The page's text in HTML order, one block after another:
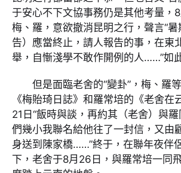
于安心不下文協事務仍是其他考量，
梅、羅，意欲撤消昆明之行，聲言“
告）應當終止，請人報告的事，在東
舉，自慚淺學不敢作開例的人……”如
但是面臨老舍的“變卦”，梅、羅
《梅貽琦日誌》和羅常培的《老舍在
21日“飯時與談，再約其（老舍）與羅
們幾小我聯名給他往了一封信，又由
身送到陳家橋……”終于，在聯年夜伴
下，老舍于8月26日，與羅常培一同